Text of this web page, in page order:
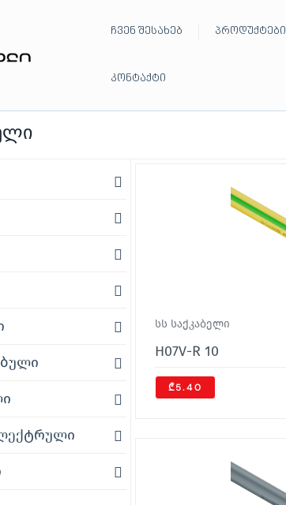
ჩვენ შესახებ პროდუქტები
კონტაქტი
სს საქკაბელი
H07V-R 10
₾5.40